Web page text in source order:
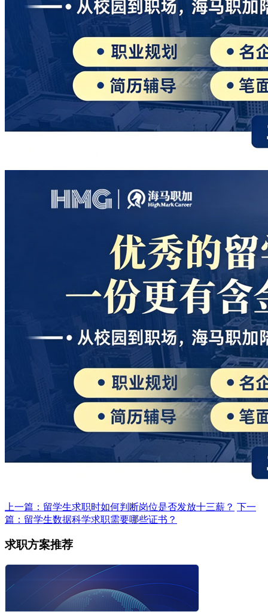
上一篇：留学生求职时如何判断岗位是否发放十三薪？ 下一
篇：留学生数据科学求职需要哪些证书？
求职方案推荐